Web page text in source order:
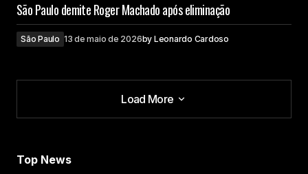
São Paulo demite Roger Machado após eliminação
São Paulo 13 de maio de 2026by Leonardo Cardoso
Load More
Load More
Top News